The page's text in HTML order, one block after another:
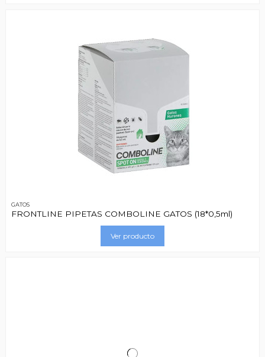
GATOS
FRONTLINE PIPETAS COMBOLINE GATOS (18*0,5ml)
Ver producto